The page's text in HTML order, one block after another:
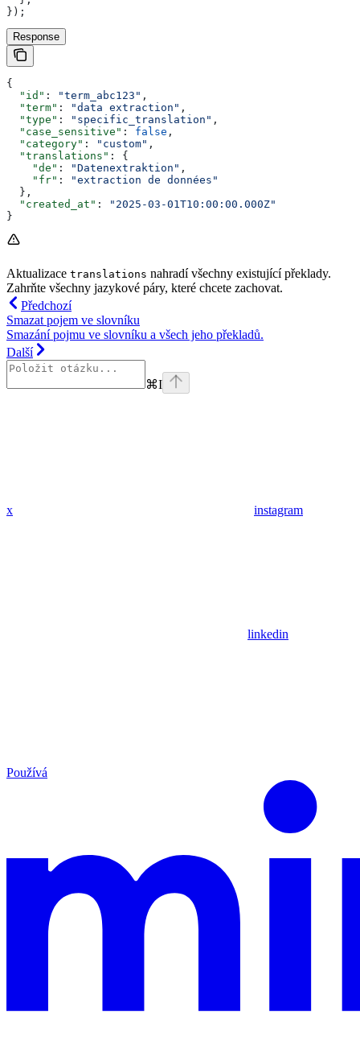
});
Response
{
  "id"
: "term_abc123" ,
  "term"
: "data extraction" ,
  "type"
: "specific_translation" ,
  "case_sensitive"
: false ,
  "category"
: "custom" ,
  "translations"
: {
    "de"
: "Datenextraktion" ,
    "fr"
:
"extraction de données"
  },
  "created_at"
:
"2025-03-01T10:00:00.000Z"
}
Aktualizace translations nahradí všechny existující překlady.
Zahrňte všechny jazykové páry, které chcete zachovat.
Předchozí
Smazat pojem ve slovníku
Smazání pojmu ve slovníku a všech jeho překladů.
Další
⌘I
x instagram
linkedin
Používá